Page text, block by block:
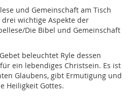
und Gemeinschaft am Tisch
wichtige Aspekte der
Die Bibel und Gemeinschaft
beleuchtet Ryle dessen
ein lebendiges Christsein. Es ist
Glaubens, gibt Ermutigung und
Heiligkeit Gottes.